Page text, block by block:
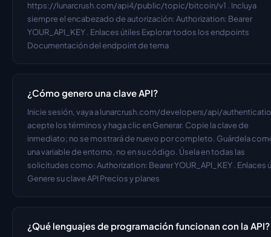
https://lunarcrush.com/api4/public/topic/bitcoin/v1 . Incluya
siempre el encabezado de autorización: Authorization: Bearer
YOUR_API_KEY . Enlaces útiles Explorar todos los endpoints
Documentación del endpoint de tema
¿Cómo genero una clave API?
Inicie sesión, vaya a lunarcrush.com/developers/api/
acepte los términos y haga clic en Generar. Copie la clave de
inmediato; no se mostrará de nuevo por completo. Guárdela
una variable de entorno, no en su código. Úsela en todas las
solicitudes como: Authorization: Bearer YOUR_API_KEY . Enlaces
Genere su clave API Precios y planes
¿Qué lenguajes de programación funcionan con la API?